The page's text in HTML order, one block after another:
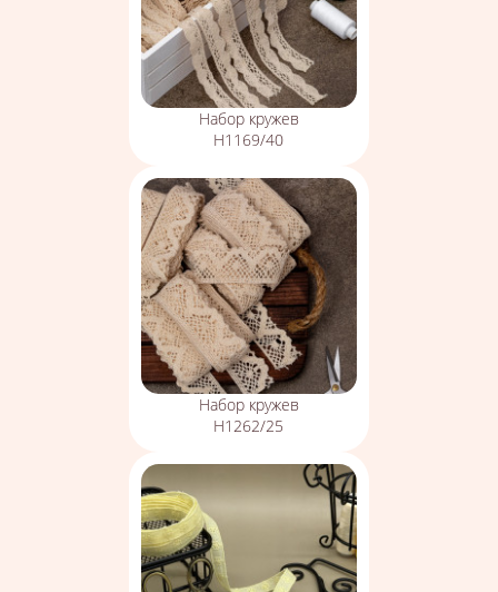
Набор кружев
Н1169/40
Набор кружев
Н1262/25